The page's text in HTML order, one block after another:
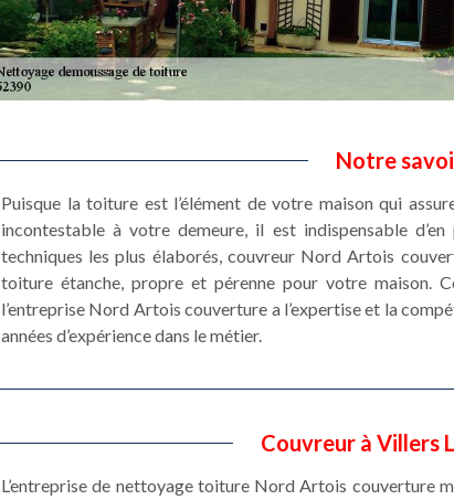
Notre
Puisque la toiture est l’élément de votre maison qui
incontestable à votre demeure, il est indispensable
techniques les plus élaborés, couvreur Nord Artois
toiture étanche, propre et pérenne pour votre maison.
l’entreprise Nord Artois couverture a l’expertise et la
années d’expérience dans le métier.
Couvreur à Villers
L’entreprise de nettoyage toiture Nord Artois couverture